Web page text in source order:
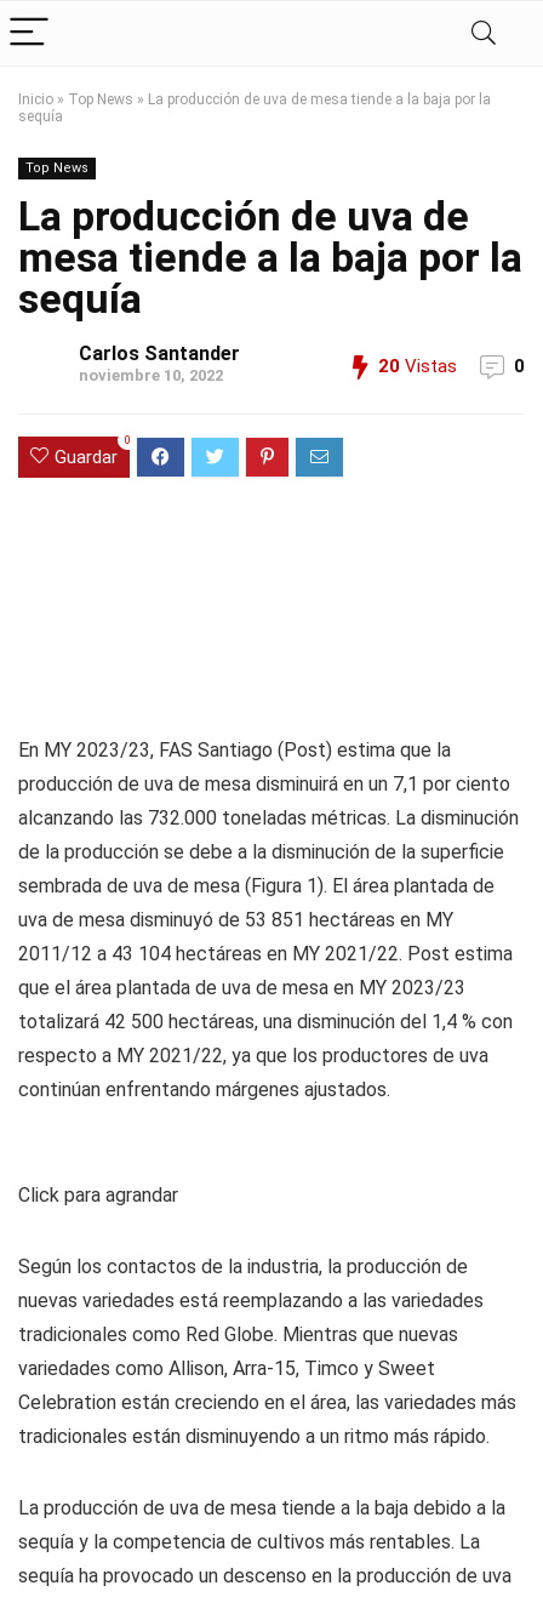
Inicio » Top News » La producción de uva de mesa tiende a la baja por la
sequía
Top News
La producción de uva de
mesa tiende a la baja por la
sequía
Carlos Santander
noviembre 10, 2022 20 Vistas 0
Guardar
0
En MY 2023/23, FAS Santiago (Post) estima que la
producción de uva de mesa disminuirá en un 7,1 por ciento
alcanzando las 732.000 toneladas métricas. La disminución
de la producción se debe a la disminución de la superficie
sembrada de uva de mesa (Figura 1). El área plantada de
uva de mesa disminuyó de 53 851 hectáreas en MY
2011/12 a 43 104 hectáreas en MY 2021/22. Post estima
que el área plantada de uva de mesa en MY 2023/23
totalizará 42 500 hectáreas, una disminución del 1,4 % con
respecto a MY 2021/22, ya que los productores de uva
continúan enfrentando márgenes ajustados.
Click para agrandar
Según los contactos de la industria, la producción de
nuevas variedades está reemplazando a las variedades
tradicionales como Red Globe. Mientras que nuevas
variedades como Allison, Arra-15, Timco y Sweet
Celebration están creciendo en el área, las variedades más
tradicionales están disminuyendo a un ritmo más rápido.
La producción de uva de mesa tiende a la baja debido a la
sequía y la competencia de cultivos más rentables. La
sequía ha provocado un descenso en la producción de uva